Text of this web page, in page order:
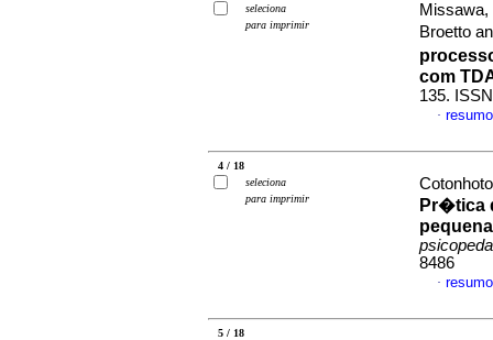
seleciona
para imprimir
Missawa,
Broetto
com
135.
·
4 / 18
seleciona
para imprimir
Pr�tica
8486
·
5 / 18